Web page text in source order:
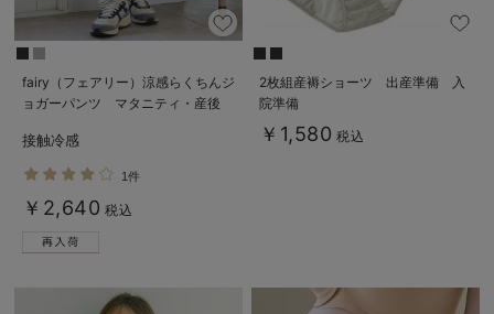
fairy（フェアリー）涼感らくちんジ
ョガーパンツ マタニティ・産後
接触冷感
1件
￥2,640 税込
2枚組産褥ショーツ 出産準備 入
院準備
￥1,580 税込